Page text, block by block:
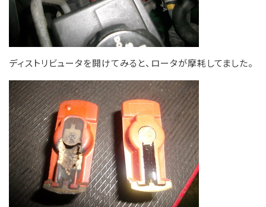
ディストリビュータを開けてみると、ロータが摩耗してました。